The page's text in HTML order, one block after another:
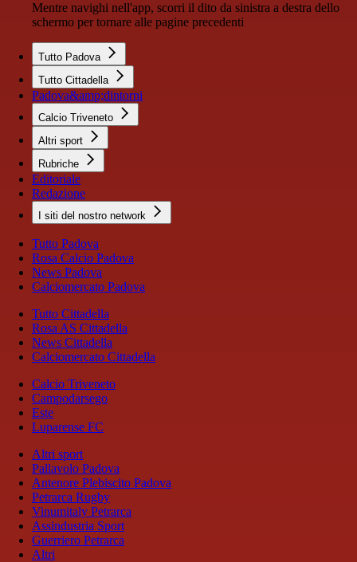
Mentre navighi nell'app, scorri il dito da sinistra a destra dello
schermo per tornare alle pagine precedenti
Tutto Padova
Tutto Cittadella
Padova&amp;dintorni
Calcio Triveneto
Altri sport
Rubriche
Editoriale
Redazione
I siti del nostro network
Tutto Padova
Rosa Calcio Padova
News Padova
Calciomercato Padova
Tutto Cittadella
Rosa AS Cittadella
News Cittadella
Calciomercato Cittadella
Calcio Triveneto
Campodarsego
Este
Luparense FC
Altri sport
Pallavolo Padova
Antenore Plebiscito Padova
Petrarca Rugby
Vinumitaly Petrarca
Assindustria Sport
Guerriero Petrarca
Altri